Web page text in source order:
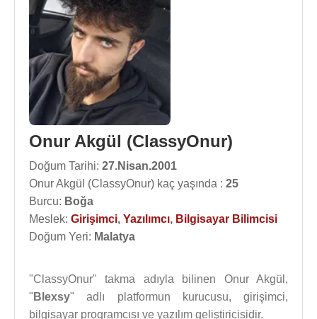
Onur Akgül (ClassyOnur)
Doğum Tarihi: 27.Nisan.2001
Onur Akgül (ClassyOnur) kaç yaşında : 25
Burcu: Boğa
Meslek: Girişimci, Yazılımcı, Bilgisayar Bilimcisi
Doğum Yeri: Malatya
"ClassyOnur" takma adıyla bilinen Onur Akgül,
" Blexsy" adlı platformun kurucusu, girişimci,
bilgisayar programcısı ve yazılım geliştiricisidir.